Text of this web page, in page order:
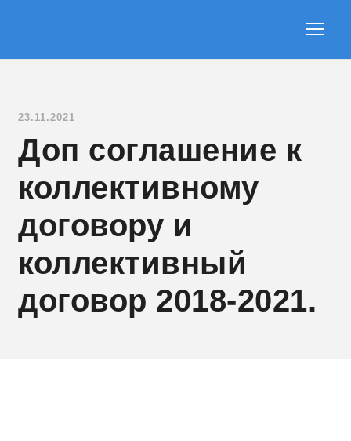
23.11.2021
Доп соглашение к
коллективному
договору и
коллективный
договор 2018-2021.